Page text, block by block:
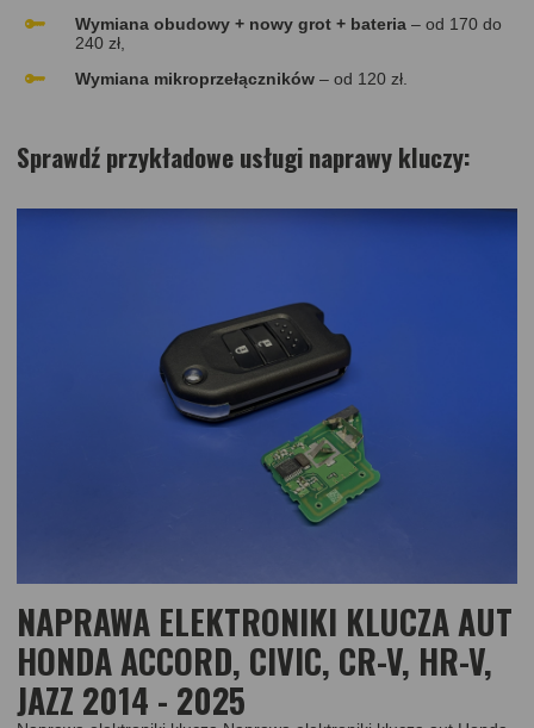
Wymiana obudowy + nowy grot + bateria – od 170 do
240 zł,
Wymiana mikroprzełączników – od 120 zł.
Sprawdź przykładowe usługi naprawy kluczy:
NAPRAWA ELEKTRONIKI KLUCZA AUT
HONDA ACCORD, CIVIC, CR-V, HR-V,
JAZZ 2014 - 2025